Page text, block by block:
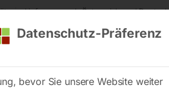
Lieferung nach Österreich und
Datenschutz-Präferenz
bevor Sie unsere Website weiter